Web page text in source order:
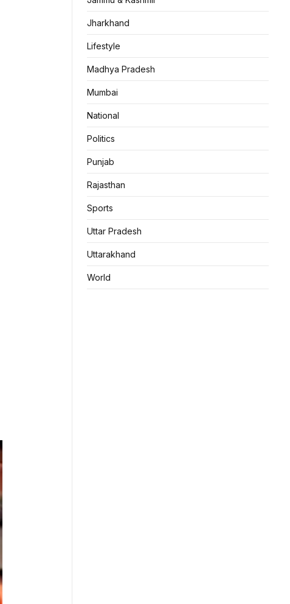
Jharkhand
Lifestyle
Madhya Pradesh
Mumbai
National
Politics
Punjab
Rajasthan
Sports
Uttar Pradesh
Uttarakhand
World